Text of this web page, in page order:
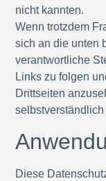
nicht kannten.
Wenn trotzdem
sich an die unten
verantwortliche
Links zu folgen
Drittseiten
Diese